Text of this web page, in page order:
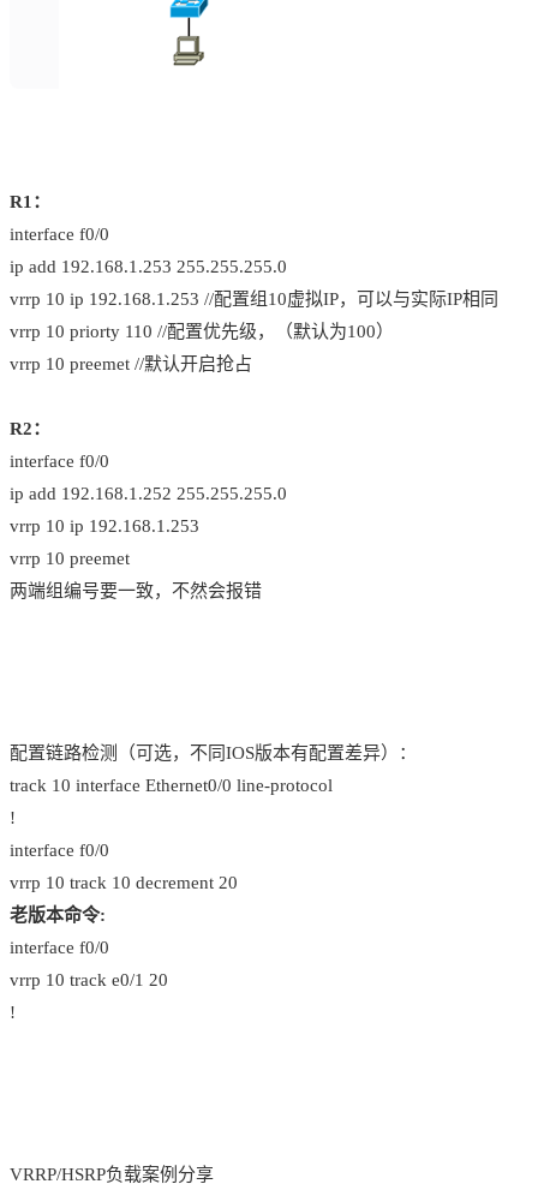
R1：
interface f0/0
ip add 192.168.1.253 255.255.255.0
vrrp 10 ip 192.168.1.253 //配置组10虚拟IP，可以与实际IP相同
vrrp 10 priorty 110 //配置优先级，（默认为100）
vrrp 10 preemet //默认开启抢占
R2：
interface f0/0
ip add 192.168.1.252 255.255.255.0
vrrp 10 ip 192.168.1.253
vrrp 10 preemet
两端组编号要一致，不然会报错
配置链路检测（可选，不同IOS版本有配置差异）：
track 10 interface Ethernet0/0 line-protocol
!
interface f0/0
vrrp 10 track 10 decrement 20
老版本命令:
interface f0/0
vrrp 10 track e0/1 20
!
VRRP/HSRP负载案例分享